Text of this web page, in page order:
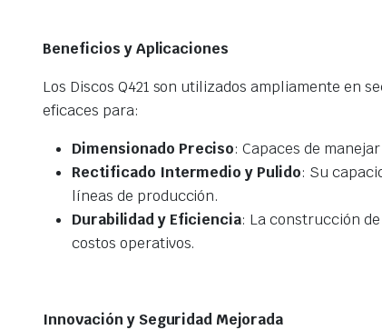
Beneficios y Aplicaciones
Los Discos Q421 son utilizados ampliamente
eficaces para:
Dimensionado Preciso: Capaces de
Rectificado Intermedio y Pulido: Su
líneas de producción.
Durabilidad y Eficiencia: La construcción
costos operativos.
Innovación y Seguridad Mejorada